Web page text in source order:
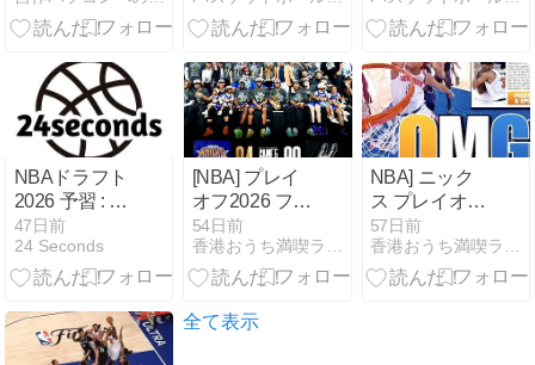
プレーしまし
2026年インタ
開催競技へ協
賛いたします
NBAドラフト
2026 予習 : フ
ルゲーム動画
まとめのまと
めNBA
47日前
24 Seconds
[NBA] プレイ
オフ2026 ファ
イナル第5戦
vsスパーズ〜
ニックス優勝
圧倒的！45得
54日前
香港おうち満喫ライフ
NBA] ニック
ス プレイオフ
2026 ファイナ
ル第4戦vsス
パーズ〜29点
57日前
香港おうち満喫ライフ
全て表示